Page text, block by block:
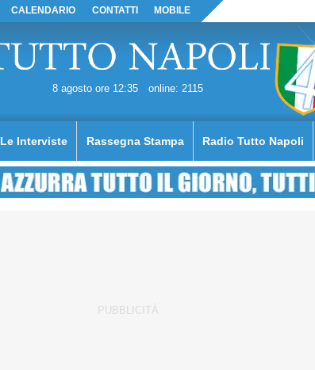
CALENDARIO CONTATTI MOBILE
8 agosto ore 12:35 online: 2115
Le Interviste Rassegna Stampa Radio Tutto Napoli